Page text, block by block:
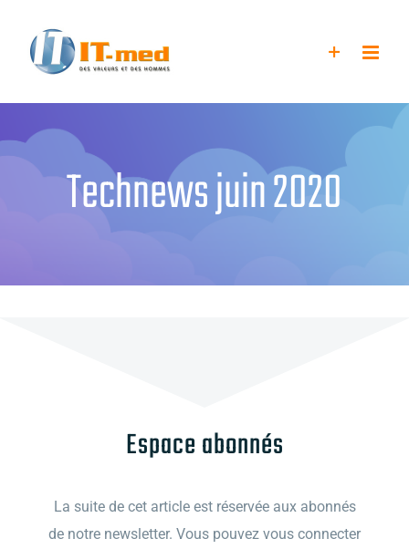
contenu
Technews juin 2020
Espace abonnés
La suite de cet article est réservée aux abonnés
de notre newsletter. Vous pouvez vous connecter